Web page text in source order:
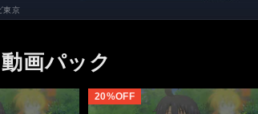
東京
画パック
20%OFF